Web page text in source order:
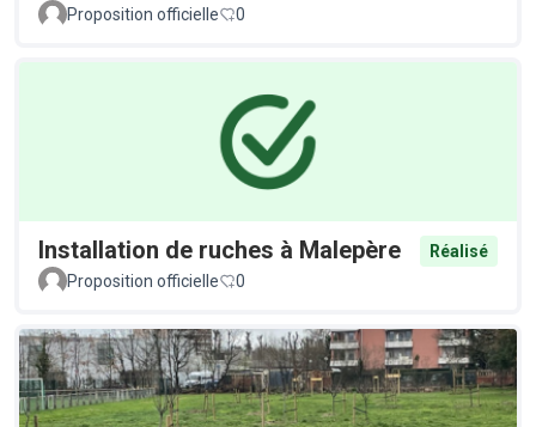
Proposition officielle 0
Installation de ruches à Malepère
Réalisé
Proposition officielle
0